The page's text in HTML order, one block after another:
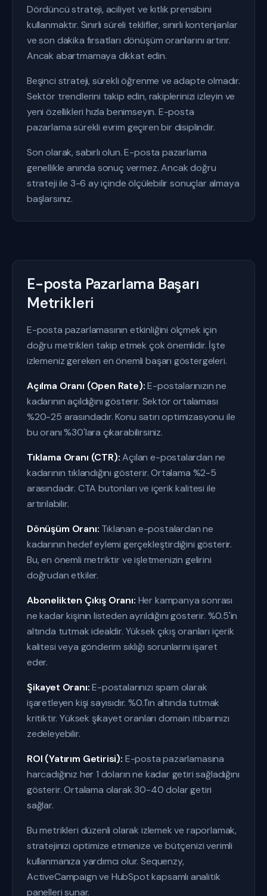
Dördüncü strateji, aciliyet ve kıtlık prensibini
kullanmaktır. Sınırlı süreli teklifler, sınırlı kontenjanlar
ve son dakika fırsatları dönüşüm oranlarını artırır.
Ancak abartmamaya dikkat edin.
Beşinci strateji, sürekli öğrenme ve adapte olmadır.
Sektör trendlerini takip edin, rakiplerinizi izleyin ve
yeni özellikleri hızla benimseyin. E-posta
pazarlama sürekli evrim geçiren bir disiplindir.
Son olarak, sabırlı olun. E-posta pazarlama
genellikle anında sonuç vermez. Ancak doğru
strateji ile 3-6 ay içinde ölçülebilir sonuçlar almaya
başlarsınız.
E-posta Pazarlama Başarı
Metrikleri
E-posta pazarlamasının etkinliğini ölçmek için
doğru metrikleri takip etmek çok önemlidir. İşte
izlemeniz gereken en önemli başarı göstergeleri.
Açılma Oranı (Open Rate):E-postalarınızın ne
kadarının açıldığını gösterir. Sektör ortalaması
%20-25 arasındadır. Konu satırı optimizasyonu ile
bu oranı %30'lara çıkarabilirsiniz.
Tıklama Oranı (CTR):Açılan e-postalardan ne
kadarının tıklandığını gösterir. Ortalama %2-5
arasındadır. CTA butonları ve içerik kalitesi ile
artırılabilir.
Dönüşüm Oranı: Tıklanan e-postalardan ne
kadarının hedef eylemi gerçekleştirdiğini gösterir.
Bu, en önemli metriktir ve işletmenizin gelirini
doğrudan etkiler.
Abonelikten Çıkış Oranı: Her kampanya sonrası
ne kadar kişinin listeden ayrıldığını gösterir. %0.5'in
altında tutmak idealdir. Yüksek çıkış oranları içerik
kalitesi veya gönderim sıklığı sorunlarını işaret
eder.
Şikayet Oranı:E-postalarınızı spam olarak
işaretleyen kişi sayısıdır. %0.1'in altında tutmak
kritiktir. Yüksek şikayet oranları domain itibarınızı
zedeleyebilir.
ROI (Yatırım Getirisi): E-posta pazarlamasına
harcadığınız her 1 doların ne kadar getiri sağladığını
gösterir. Ortalama olarak 30-40 dolar getiri
sağlar.
Bu metrikleri düzenli olarak izlemek ve raporlamak,
stratejinizi optimize etmenize ve bütçenizi verimli
kullanmanıza yardımcı olur. Sequenzy,
ActiveCampaign ve HubSpot kapsamlı analitik
panelleri sunar.